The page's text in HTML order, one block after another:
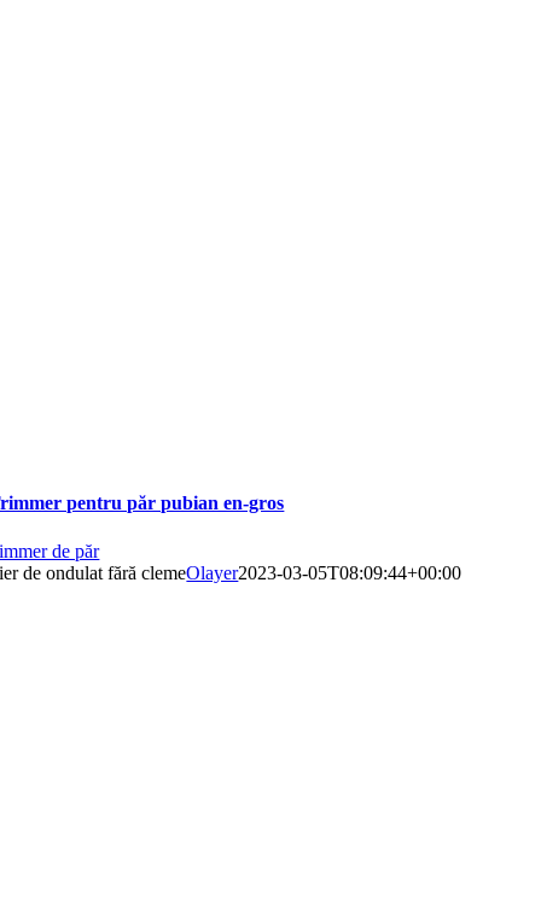
pentru păr pubian en-gros
de păr
de ondulat fără clemeOlayer2023-03-05T08:09:44+00:00